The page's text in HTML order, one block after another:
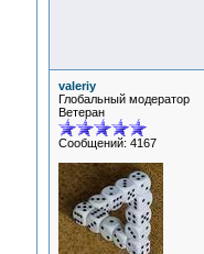
valeriy
Глобальный модератор
Ветеран
Сообщений: 4167